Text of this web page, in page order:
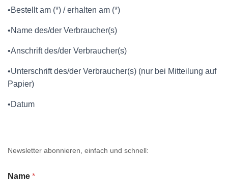
•Bestellt am (*) / erhalten am (*)
•Name des/der Verbraucher(s)
•Anschrift des/der Verbraucher(s)
•Unterschrift des/der Verbraucher(s) (nur bei Mitteilung auf
Papier)
•Datum
Newsletter abonnieren, einfach und schnell:
Name *